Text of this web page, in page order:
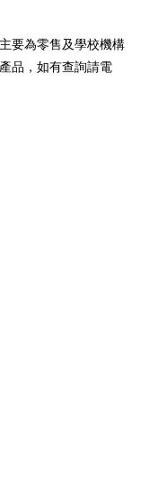
要為零售及學校機構
品，如有查詢請電